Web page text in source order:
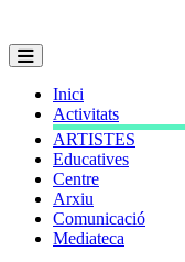
Inici
Activitats
ARTISTES
Educatives
Centre
Arxiu
Comunicació
Mediateca